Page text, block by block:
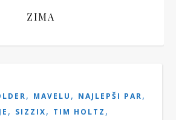
ZIMA
, MAVELU , NAJLEPŠI PAR,
, SIZZIX, TIM HOLTZ ,